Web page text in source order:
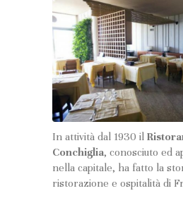
In attività dal 1930 il
Conchiglia, conosciuto ed
nella capitale, ha fatto la
ristorazione e ospitalità di